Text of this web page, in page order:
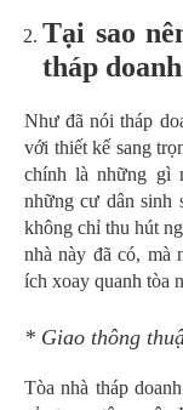
Tại sao
tháp
Như đã nói tháp
với thiết kế sang
chính là những gì
những cư dân sinh
không chỉ thu hút
nhà này đã có, mà
ích xoay quanh tòa
* Giao thông
Tòa nhà tháp